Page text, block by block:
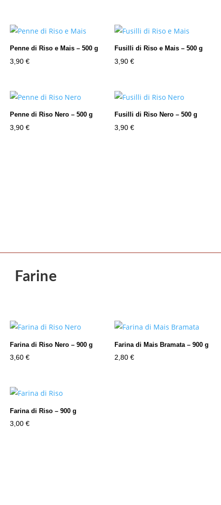
Penne di Riso e Mais – 500 g
3,90 €
Fusilli di Riso e Mais – 500 g
3,90€
Penne di Riso Nero – 500 g
3,90 €
Fusilli di Riso Nero – 500 g
3,90€
Farine
Farina di Riso Nero – 900 g
3,60 €
Farina di Mais Bramata – 900 g
2,80€
Farina di Riso – 900 g
3,00 €